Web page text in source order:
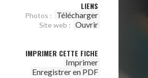
LIENS
Photos : Télécharger
Site web : Ouvrir
IMPRIMER CETTE FICHE
Imprimer
Enregistrer en PDF